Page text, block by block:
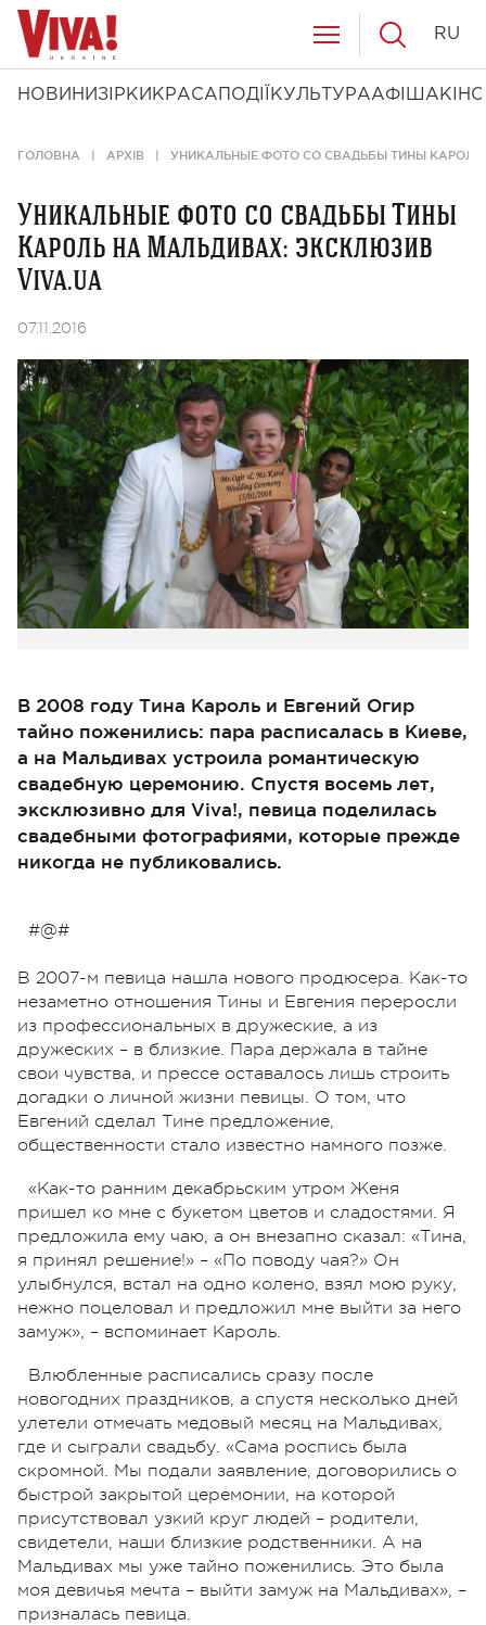
НОВИНИ ЗІРКИ КРАСА ПОДІЇ КУЛЬТУРААФІША КІНО
RU
ГОЛОВНА АРХІВ УНИКАЛЬНЫЕ ФОТО СО СВАДЬБЫ ТИНЫ КАРОЛЬ
Уникальные фото со свадьбы Тины
Кароль на Мальдивах: эксклюзив
Viva.ua
07.11.2016
В 2008 году Тина Кароль и Евгений Огир
тайно поженились: пара расписалась в Киеве,
а на Мальдивах устроила романтическую
свадебную церемонию. Спустя восемь лет,
эксклюзивно для Viva!, певица поделилась
свадебными фотографиями, которые прежде
никогда не публиковались.
#@#
В 2007-м певица нашла нового продюсера. Как-то
незаметно отношения Тины и Евгения переросли
из профессиональных в дружеские, а из
дружеских – в близкие. Пара держала в тайне
свои чувства, и прессе оставалось лишь строить
догадки о личной жизни певицы. О том, что
Евгений сделал Тине предложение,
общественности стало известно намного позже.
«Как-то ранним декабрьским утром Женя
пришел ко мне с букетом цветов и сладостями. Я
предложила ему чаю, а он внезапно сказал: «Тина,
я принял решение!» – «По поводу чая?» Он
улыбнулся, встал на одно колено, взял мою руку,
нежно поцеловал и предложил мне выйти за него
замуж», – вспоминает Кароль.
Влюбленные расписались сразу после
новогодних праздников, а спустя несколько дней
улетели отмечать медовый месяц на Мальдивах,
где и сыграли свадьбу. «Сама роспись была
скромной. Мы подали заявление, договорились о
быстрой закрытой церемонии, на которой
присутствовал узкий круг людей – родители,
свидетели, наши близкие родственники. А на
Мальдивах мы уже тайно поженились. Это была
моя девичья мечта – выйти замуж на Мальдивах», –
призналась певица.